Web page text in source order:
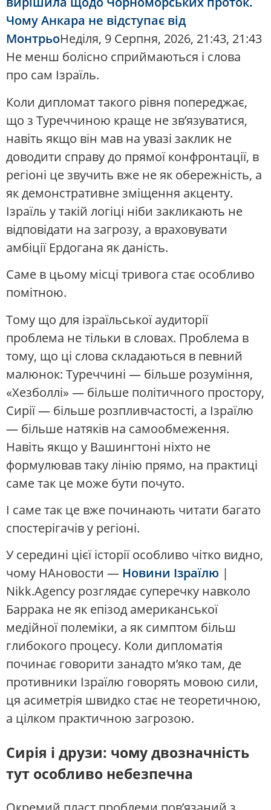
Чому Анкара не відступає від
МонтрьоНеділя, 9 Серпня, 2026, 21:43, 21:43
Не менш болісно сприймаються і слова
про сам Ізраїль.
Коли дипломат такого рівня попереджає,
що з Туреччиною краще не зв’язуватися,
навіть якщо він мав на увазі заклик не
доводити справу до прямої конфронтації, в
регіоні це звучить вже не як обережність, а
як демонстративне зміщення акценту.
Ізраїль у такій логіці ніби закликають не
відповідати на загрозу, а враховувати
амбіції Ердогана як даність.
Саме в цьому місці тривога стає особливо
помітною.
Тому що для ізраїльської аудиторії
проблема не тільки в словах. Проблема в
тому, що ці слова складаються в певний
малюнок: Туреччині — більше розуміння,
«Хезболлі» — більше політичного простору,
Сирії — більше розпливчастості, а Ізраїлю
— більше натяків на самообмеження.
Навіть якщо у Вашингтоні ніхто не
формулював таку лінію прямо, на практиці
саме так це може бути почуто.
І саме так це вже починають читати багато
спостерігачів у регіоні.
У середині цієї історії особливо чітко видно,
чому НАновости — Новини Ізраїлю |
Nikk.Agency розглядає суперечку навколо
Баррака не як епізод американської
медійної полеміки, а як симптом більш
глибокого процесу. Коли дипломатія
починає говорити занадто м’яко там, де
противники Ізраїлю говорять мовою сили,
ця асиметрія швидко стає не теоретичною,
а цілком практичною загрозою.
Сирія і друзи: чому двозначність
тут особливо небезпечна